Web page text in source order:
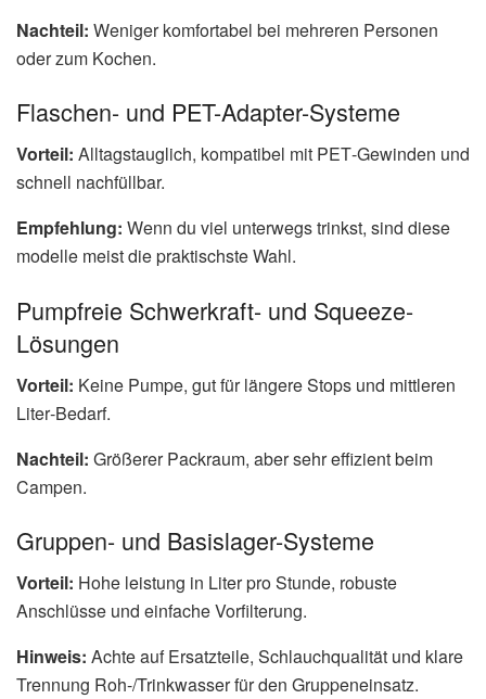
Nachteil: Weniger komfortabel bei mehreren Personen
oder zum Kochen.
Flaschen- und PET-Adapter-Systeme
Vorteil: Alltagstauglich, kompatibel mit PET‑Gewinden und
schnell nachfüllbar.
Empfehlung: Wenn du viel unterwegs trinkst, sind diese
modelle meist die praktischste Wahl.
Pumpfreie Schwerkraft- und Squeeze-
Lösungen
Vorteil: Keine Pumpe, gut für längere Stops und mittleren
Liter‑Bedarf.
Nachteil: Größerer Packraum, aber sehr effizient beim
Campen.
Gruppen- und Basislager-Systeme
Vorteil: Hohe leistung in Liter pro Stunde, robuste
Anschlüsse und einfache Vorfilterung.
Hinweis: Achte auf Ersatzteile, Schlauchqualität und klare
Trennung Roh-/Trinkwasser für den Gruppeneinsatz.